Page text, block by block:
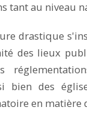
tant au niveau
drastique
des lieux
bien des
en matière